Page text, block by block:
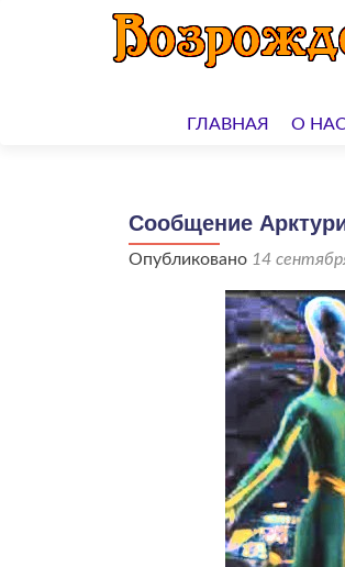
кГЛАВНАЯ О
Сообщение
Опубликовано 14